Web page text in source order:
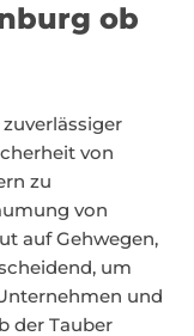
ob
von
zu
von
auf Gehwegen,
um
und
der Tauber